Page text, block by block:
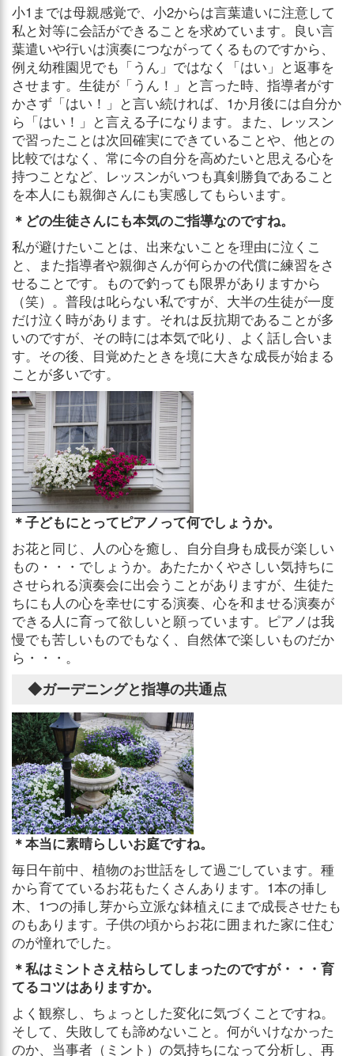
小1までは母親感覚で、小2からは言葉遣いに注意して
私と対等に会話ができることを求めています。良い言
葉遣いや行いは演奏につながってくるものですから、
例え幼稚園児でも「うん」ではなく「はい」と返事を
させます。生徒が「うん！」と言った時、指導者がす
かさず「はい！」と言い続ければ、1か月後には自分か
ら「はい！」と言える子になります。また、レッスン
で習ったことは次回確実にできていることや、他との
比較ではなく、常に今の自分を高めたいと思える心を
持つことなど、レッスンがいつも真剣勝負であること
を本人にも親御さんにも実感してもらいます。
＊どの生徒さんにも本気のご指導なのですね。
私が避けたいことは、出来ないことを理由に泣くこ
と、また指導者や親御さんが何らかの代償に練習をさ
せることです。もので釣っても限界がありますから
（笑）。普段は叱らない私ですが、大半の生徒が一度
だけ泣く時があります。それは反抗期であることが多
いのですが、その時には本気で叱り、よく話し合いま
す。その後、目覚めたときを境に大きな成長が始まる
ことが多いです。
＊子どもにとってピアノって何でしょうか。
お花と同じ、人の心を癒し、自分自身も成長が楽しい
もの・・・でしょうか。あたたかくやさしい気持ちに
させられる演奏会に出会うことがありますが、生徒た
ちにも人の心を幸せにする演奏、心を和ませる演奏が
できる人に育って欲しいと願っています。ピアノは我
慢でも苦しいものでもなく、自然体で楽しいものだか
ら・・・。
◆ガーデニングと指導の共通点
＊本当に素晴らしいお庭ですね。
毎日午前中、植物のお世話をして過ごしています。種
から育てているお花もたくさんあります。1本の挿し
木、1つの挿し芽から立派な鉢植えにまで成長させたも
のもあります。子供の頃からお花に囲まれた家に住む
のが憧れでした。
＊私はミントさえ枯らしてしまったのですが・・・育
てるコツはありますか。
よく観察し、ちょっとした変化に気づくことですね。
そして、失敗しても諦めないこと。何がいけなかった
のか、当事者（ミント）の気持ちになって分析し、再